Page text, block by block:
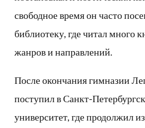
свободное время он часто
библиотеку, где читал много
жанров и направлений.
После окончания гимназии
поступил в Санкт-
университет, где продолжил